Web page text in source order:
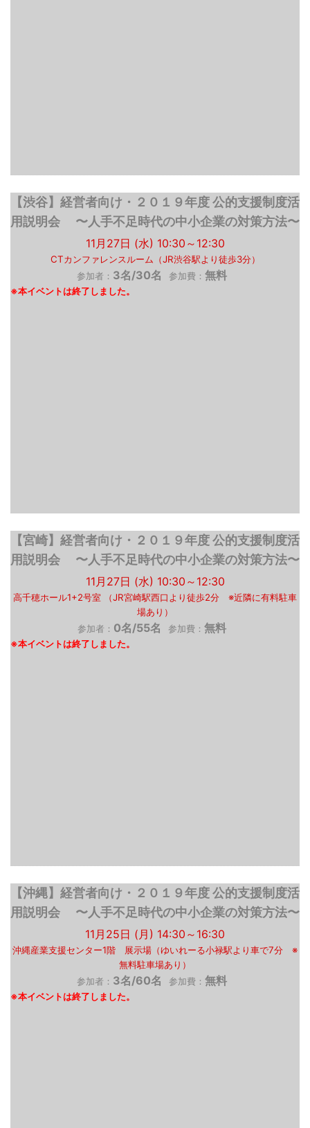
【渋谷】経営者向け・２０１９年度 公的支援制度活
用説明会 〜人手不足時代の中小企業の対策方法〜
11月27日 (水) 10:30～12:30
CTカンファレンスルーム（JR渋谷駅より徒歩3分）
参加者： 3名/30名 参加費： 無料
【宮崎】経営者向け・２０１９年度 公的支援制度活
用説明会 〜人手不足時代の中小企業の対策方法〜
11月27日 (水) 10:30～12:30
高千穂ホール1+2号室 （JR宮崎駅西口より徒歩2分 ※近隣に有料駐車
場あり）
参加者： 0名/55名 参加費： 無料
【沖縄】経営者向け・２０１９年度 公的支援制度活
用説明会 〜人手不足時代の中小企業の対策方法〜
11月25日 (月) 14:30～16:30
沖縄産業支援センター1階 展示場（ゆいれーる小禄駅より車で7分 ※
無料駐車場あり）
参加者： 3名/60名 参加費： 無料